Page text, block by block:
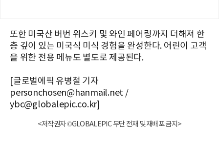
또한 미국산 버번 위스키 및 와인 페어링까지 더해져 한
층 깊이 있는 미국식 미식 경험을 완성한다. 어린이 고객
을 위한 전용 메뉴도 별도로 제공된다.
[글로벌에픽 유병철 기자
personchosen@hanmail.net /
ybc@globalepic.co.kr]
<저작권자 ©GLOBALEPIC 무단 전재 및 재배포 금지>